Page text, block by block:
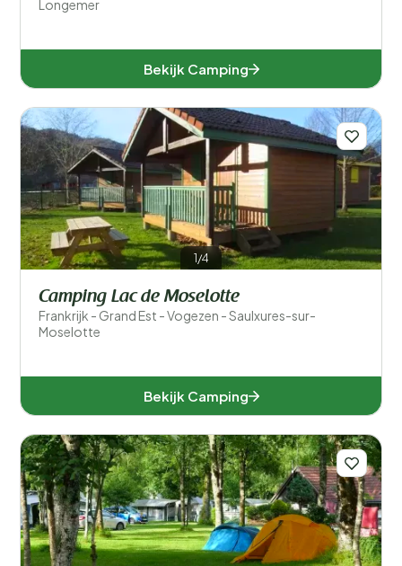
Longemer
Bekijk Camping
1/4
Camping Lac de Moselotte
Frankrijk - Grand Est - Vogezen - Saulxures-sur-
Moselotte
Bekijk Camping